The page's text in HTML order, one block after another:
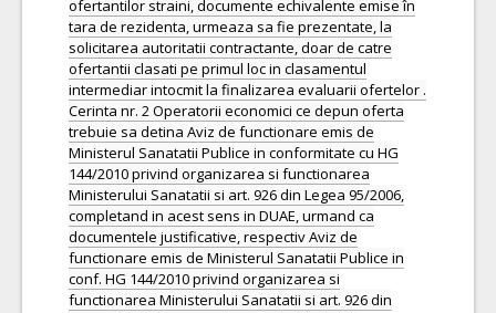
ofertantilor straini, documente echivalente emise în
tara de rezidenta, urmeaza sa fie prezentate, la
solicitarea autoritatii contractante, doar de catre
ofertantii clasati pe primul loc in clasamentul
intermediar intocmit la finalizarea evaluarii ofertelor .
Cerinta nr. 2 Operatorii economici ce depun oferta
trebuie sa detina Aviz de functionare emis de
Ministerul Sanatatii Publice in conformitate cu HG
144/2010 privind organizarea si functionarea
Ministerului Sanatatii si art. 926 din Legea 95/2006,
completand in acest sens in DUAE, urmand ca
documentele justificative, respectiv Aviz de
functionare emis de Ministerul Sanatatii Publice in
conf. HG 144/2010 privind organizarea si
functionarea Ministerului Sanatatii si art. 926 din